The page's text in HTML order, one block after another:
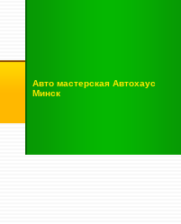
Авто мастерская Автохаус
Минск